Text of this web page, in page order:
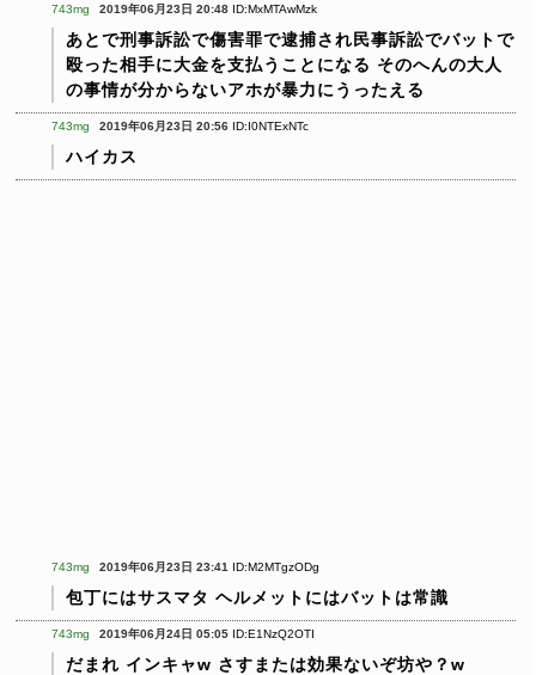
743mg 2019年06月23日 20:48 ID:MxMTAwMzk
あとで刑事訴訟で傷害罪で逮捕され民事訴訟でバットで
殴った相手に大金を支払うことになる そのへんの大人
の事情が分からないアホが暴力にうったえる
743mg 2019年06月23日 20:56 ID:I0NTExNTc
ハイカス
743mg 2019年06月23日 23:41 ID:M2MTgzODg
包丁にはサスマタ ヘルメットにはバットは常識
743mg 2019年06月24日 05:05 ID:E1NzQ2OTI
だまれ インキャw さすまたは効果ないぞ坊や？w